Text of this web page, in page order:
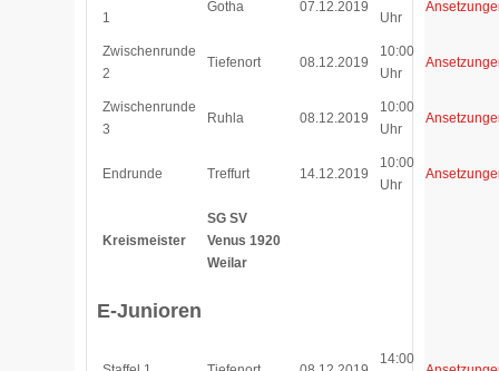
1
Gotha 07.12.2019
Uhr
Zwischenrunde
2
Tiefenort 08.12.2019
10:00
Uhr
Zwischenrunde
3
Ruhla 08.12.2019
10:00
Uhr
Endrunde Treffurt 14.12.2019
10:00
Uhr
Kreismeister
SG SV
Venus 1920
Weilar
E-Junioren
14:00